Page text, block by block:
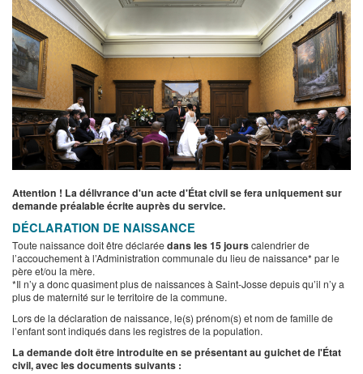
Attention ! La délivrance d'un acte d'État civil se fera uniquement sur
demande préalable écrite auprès du service.
DÉCLARATION DE NAISSANCE
Toute naissance doit être déclaréedans les 15 jourscalendrier de
l’accouchement à l’Administration communale du lieu de naissance* par le
père et/ou la mère.
*Il n’y a donc quasiment plus de naissances à Saint-Josse depuis qu’il n’y a
plus de maternité sur le territoire de la commune.
Lors de la déclaration de naissance, le(s) prénom(s) et nom de famille de
l’enfant sont indiqués dans les registres de la population.
La demande doit être introduite en se présentant au guichet de l'État
civil, avec les documents suivants :